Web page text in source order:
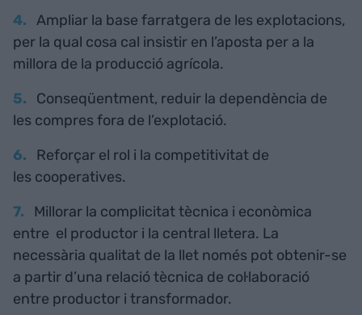
Ampliar la base farratgera de les explotacions,
per la qual cosa cal insistir en l’aposta per a la
millora de la producció agrícola.
Conseqüentment, reduir la dependència de
les compres fora de l’explotació.
Reforçar el rol i la competitivitat de
les cooperatives.
Millorar la complicitat tècnica i econòmica
entre el productor i la central lletera. La
necessària qualitat de la llet només pot obtenir-se
a partir d’una relació tècnica de col·laboració
entre productor i transformador.